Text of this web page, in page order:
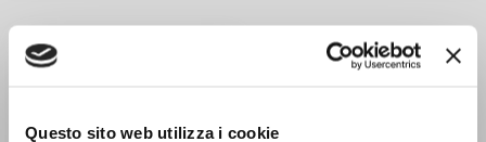
Questo sito web utilizza i cookie